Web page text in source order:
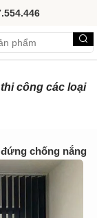
công các loại
đứng chống nắng